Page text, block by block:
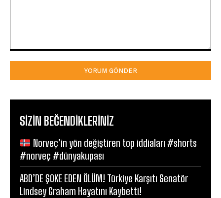
SIZIN BEĞENDIKLERINIZ
Norveç’in yön değiştiren top iddiaları #shorts
#norveç #dünyakupası
ABD’DE ŞOKE EDEN ÖLÜM! Türkiye Karşıtı Senatör
Lindsey Graham Hayatını Kaybetti!